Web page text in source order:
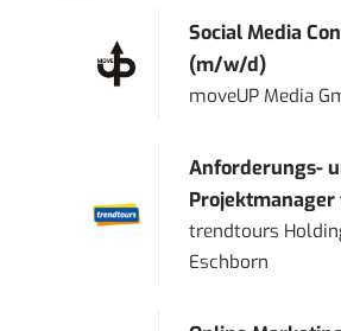
Social Media
(m/w/d)
moveUP Media
Anforderungs-
Projektmanager
trendtours
Eschborn